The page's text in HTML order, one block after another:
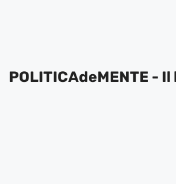
POLITICAdeMENTE -